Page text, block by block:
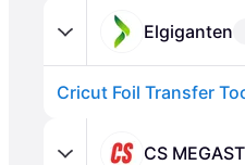
Elgiganten
Cricut Foil Transfer
CS